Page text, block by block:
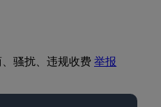
、骚扰、违规收费举报